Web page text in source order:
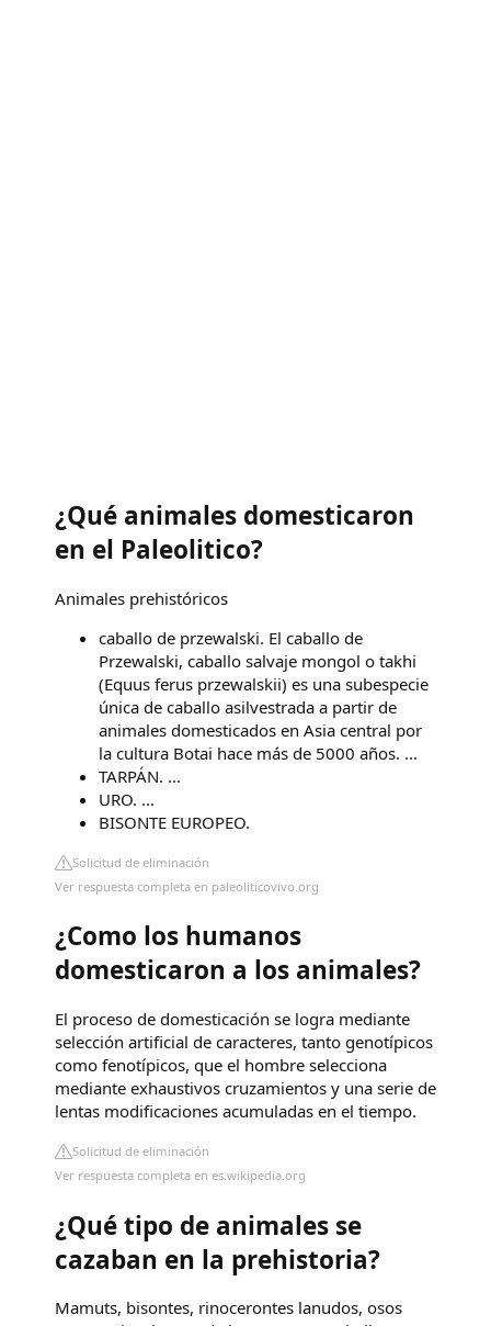
¿Qué animales domesticaron
en el Paleolitico?
Animales prehistóricos
caballo de przewalski. El caballo de
Przewalski, caballo salvaje mongol o takhi
(Equus ferus przewalskii) es una subespecie
única de caballo asilvestrada a partir de
animales domesticados en Asia central por
la cultura Botai hace más de 5000 años. ...
TARPÁN. ...
URO. ...
BISONTE EUROPEO.
Solicitud de eliminación
Ver respuesta completa en paleoliticovivo.org
¿Como los humanos
domesticaron a los animales?
El proceso de domesticación se logra mediante
selección artificial de caracteres, tanto genotípicos
como fenotípicos, que el hombre selecciona
mediante exhaustivos cruzamientos y una serie de
lentas modificaciones acumuladas en el tiempo.
Solicitud de eliminación
Ver respuesta completa en es.wikipedia.org
¿Qué tipo de animales se
cazaban en la prehistoria?
Mamuts, bisontes, rinocerontes lanudos, osos